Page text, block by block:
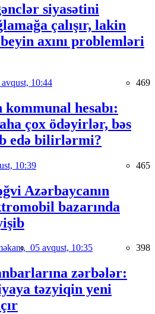
siyasətini
çalışır, lakin
axını problemləri
10:44 469
kommunal hesabı:
çox ödəyirlər, bəs
edə bilirlərmi?
10:39 465
Azərbaycanın
bazarında
05 avqust, 10:35 398
zərbələr:
təzyiqin yeni